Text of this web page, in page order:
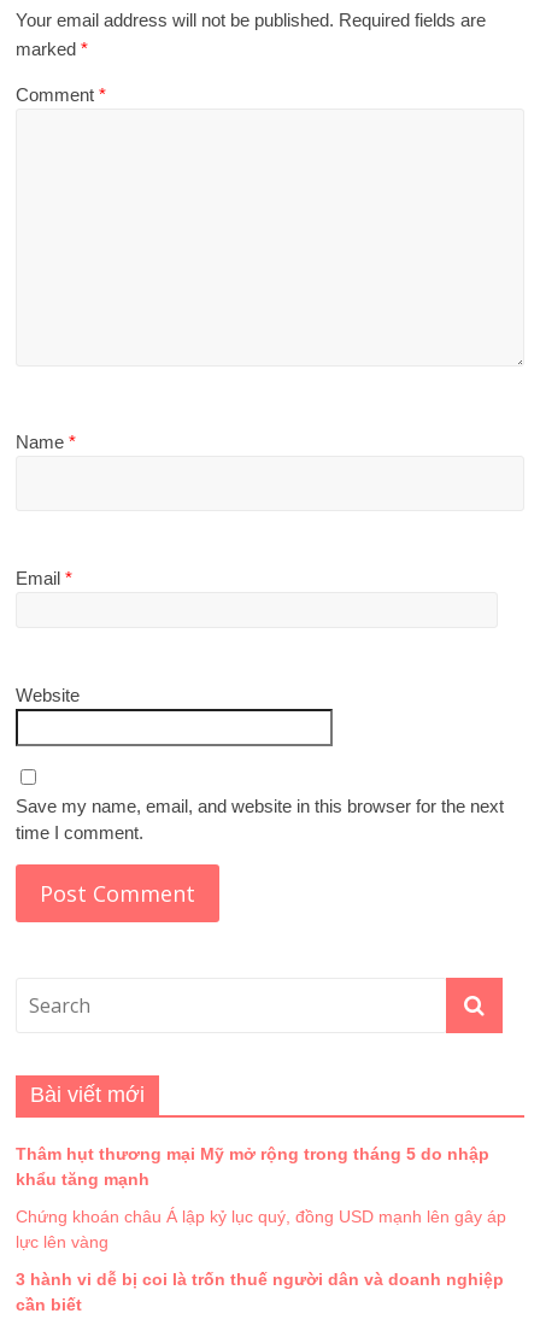
Your email address will not be published. Required fields are
marked*
Comment*
Name*
Email*
Website
Save my name, email, and website in this browser for the next
time I comment.
Bài viết mới
Thâm hụt thương mại Mỹ mở rộng trong tháng 5 do nhập
khẩu tăng mạnh
Chứng khoán châu Á lập kỷ lục quý, đồng USD mạnh lên gây áp
lực lên vàng
3 hành vi dễ bị coi là trốn thuế người dân và doanh nghiệp
cần biết